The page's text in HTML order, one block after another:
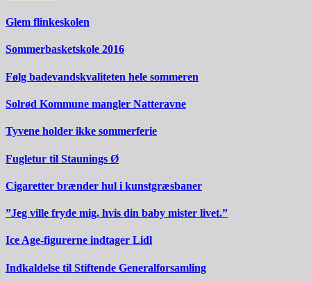
Glem flinkeskolen
Sommerbasketskole 2016
Følg badevandskvaliteten hele sommeren
Solrød Kommune mangler Natteravne
Tyvene holder ikke sommerferie
Fugletur til Staunings Ø
Cigaretter brænder hul i kunstgræsbaner
”Jeg ville fryde mig, hvis din baby mister livet.”
Ice Age-figurerne indtager Lidl
Indkaldelse til Stiftende Generalforsamling